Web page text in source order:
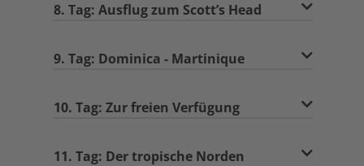
8. Tag: Ausflug zum Scott’s Head
9. Tag: Dominica - Martinique
10. Tag: Zur freien Verfügung
11. Tag: Der tropische Norden